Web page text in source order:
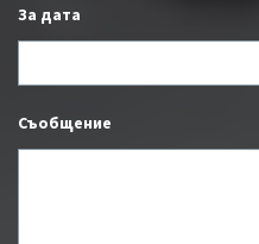
За дата
Съобщение